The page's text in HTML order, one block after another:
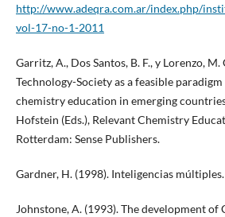
http://www.adeqra.com.ar/index.php/
vol-17-no-1-2011
Garritz, A., Dos Santos, B. F., y Lorenzo, M.
Technology-Society as a feasible
chemistry education in emerging
Hofstein (Eds.), Relevant Chemistry
Rotterdam: Sense Publishers.
Gardner, H. (1998). Inteligencias
Johnstone, A. (1993). The development of